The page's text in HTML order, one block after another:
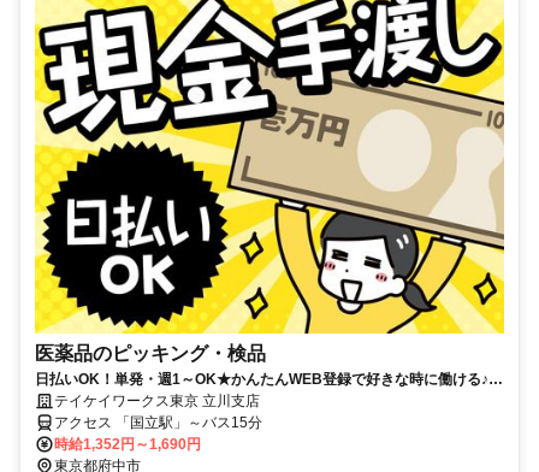
医薬品のピッキング・検品
日払いOK！単発・週1～OK★かんたんWEB登録で好きな時に働ける♪お
友達との応募歓迎！
テイケイワークス東京 立川支店
アクセス 「国立駅」～バス15分
時給1,352円～1,690円
東京都府中市